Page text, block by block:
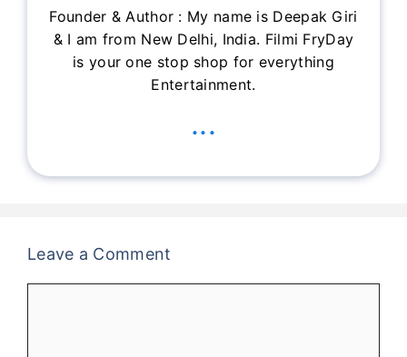
Founder & Author : My name is Deepak Giri
& I am from New Delhi, India. Filmi FryDay
is your one stop shop for everything
Entertainment.
...
Leave a Comment